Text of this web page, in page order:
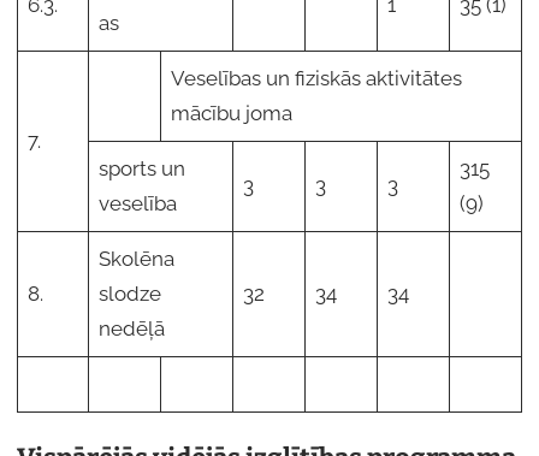
as
7.
Veselības un fiziskās aktivitātes
mācību joma
sports un
veselība
3 3 3
315
(9)
8.
Skolēna
slodze
nedēļā
32 34 34